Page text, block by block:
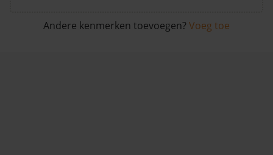
Andere kenmerken toevoegen? Voeg toe